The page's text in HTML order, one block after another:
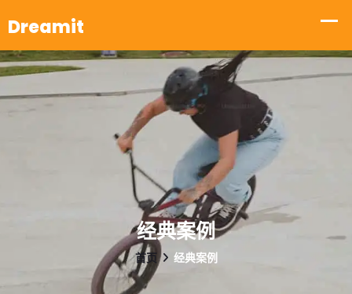
经典案例
首页 经典案例